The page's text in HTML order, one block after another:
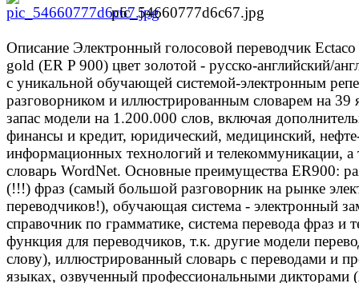
pic_54660777d6c67.jpg
Описание Электронный голосовой переводчик
gold (ER P 900) цвет золотой - русско-английский/
с уникальной обучающей системой-электронным
разговорником и иллюстрированным словарем на
запас модели на 1.200.000 слов, включая
финансы и кредит, юридический, медицинский,
информационных технологий и телекоммуникации, а
словарь WordNet. Основные преимущества ER900:
(!!!) фраз (самый большой разговорник на рынке
переводчиков!), обучающая система - электронный
справочник по грамматике, система перевода фраз и
функция для переводчиков, т.к. другие модели
слову), иллюстрированный словарь с переводами и
языках, озвученный профессиональными дикторами